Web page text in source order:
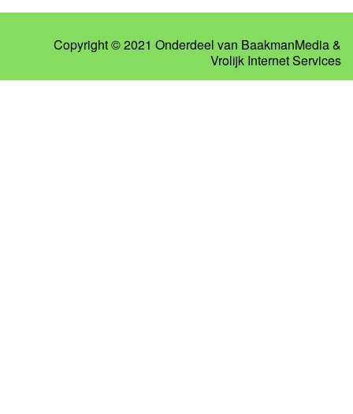
Copyright © 2021 Onderdeel van BaakmanMedia&
Vrolijk Internet Services